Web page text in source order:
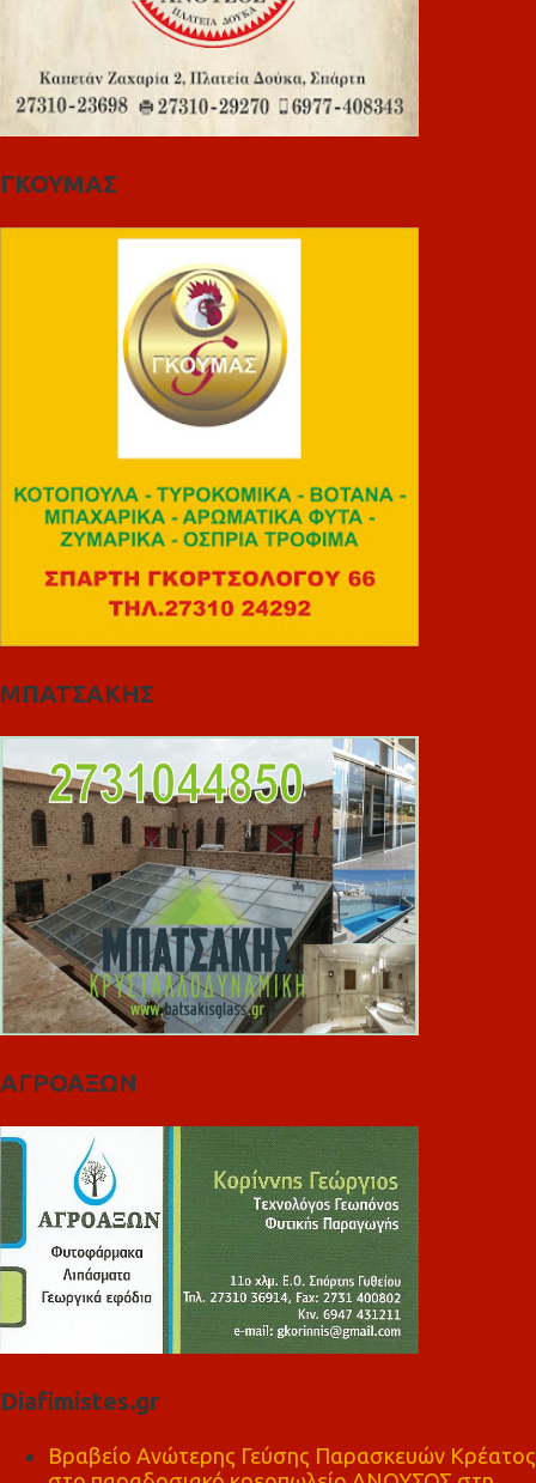
ΓΚΟΥΜΑΣ
ΜΠΑΤΣΑΚΗΣ
ΑΓΡΟΑΞΩΝ
Diafimistes.gr
Βραβείο Ανώτερης Γεύσης Παρασκευών Κρέατος